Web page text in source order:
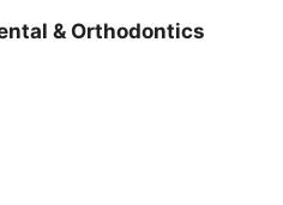
& Orthodontics